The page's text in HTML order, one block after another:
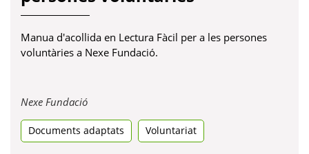
Manua d'acollida en Lectura Fàcil per a les persones
voluntàries a Nexe Fundació.
Nexe FundacióObre
una
pestanya
Documents adaptats Voluntariat